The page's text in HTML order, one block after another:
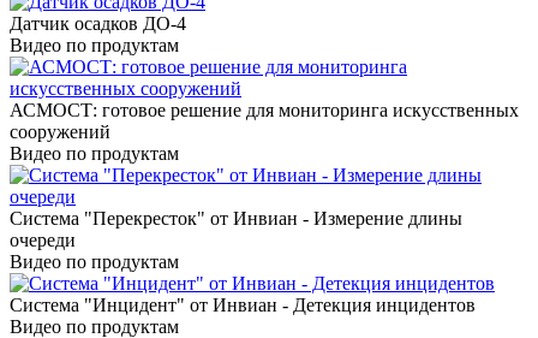
Датчик осадков ДО-4
Видео по продуктам
АСМОСТ: готовое решение для мониторинга искусственных
сооружений
Видео по продуктам
Система "Перекресток" от Инвиан - Измерение длины
очереди
Видео по продуктам
Система "Инцидент" от Инвиан - Детекция инцидентов
Видео по продуктам